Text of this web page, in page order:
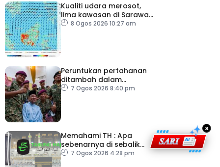
Kualiti udara merosot,
lima kawasan di Sarawak
catat IPU tidak sihat
8 Ogos 2026 10:27 am
Peruntukan pertahanan
ditambah dalam
Belanjawan 2027
7 Ogos 2026 8:40 pm
Memahami TH : Apa
sebenarnya di sebalik
angka
7 Ogos 2026 4:28 pm
×